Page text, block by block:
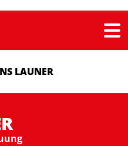
LAUNER